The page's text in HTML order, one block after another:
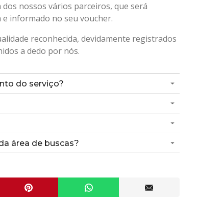
nossos vários parceiros, que será
informado no seu voucher.
reconhecida, devidamente registrados
a dedo por nós.
do serviço?
área de buscas?